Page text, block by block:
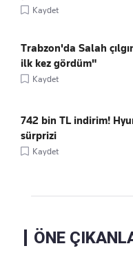
Kaydet
Trabzon'da Salah
ilk kez gördüm"
Kaydet
742 bin TL indirim!
sürprizi
Kaydet
ÖNE